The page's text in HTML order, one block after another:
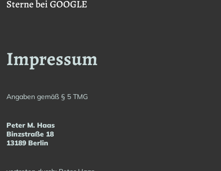
Sterne bei GOOGLE
Impressum
Angaben gemäß § 5 TMG
Peter M. Haas
Binzstraße 18
13189 Berlin